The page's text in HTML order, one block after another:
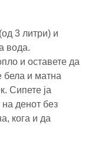
3 литри) и
вода.
и оставете да
бела и матна
Сипете ја
на денот без
кога и да